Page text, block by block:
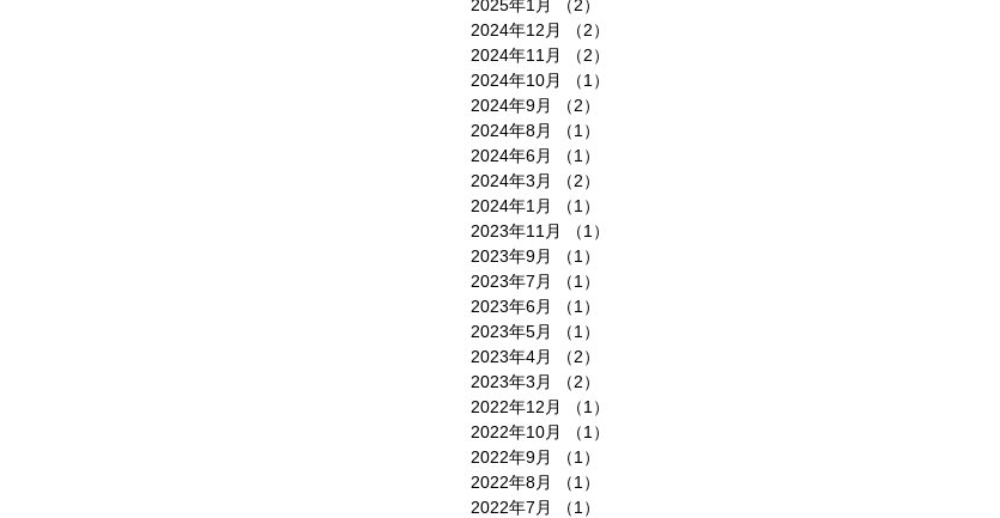
2025年1月
（2）
2024年12月
（2）
2024年11月
（2）
2024年10月
（1）
2024年9月
（2）
2024年8月
（1）
2024年6月
（1）
2024年3月
（2）
2024年1月
（1）
2023年11月
（1）
2023年9月
（1）
2023年7月
（1）
2023年6月
（1）
2023年5月
（1）
2023年4月
（2）
2023年3月
（2）
2022年12月
（1）
2022年10月
（1）
2022年9月
（1）
2022年8月
（1）
2022年7月
（1）